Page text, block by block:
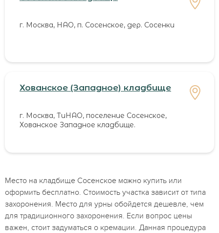
г. Москва, НАО, п. Сосенское, дер. Сосенки
Хованское (Западное) кладбище
г. Москва, ТиНАО, поселение Сосенское,
Хованское Западное кладбище.
Место на кладбище Сосенское можно купить или
оформить бесплатно. Стоимость участка зависит от типа
захоронения. Место для урны обойдется дешевле, чем
для традиционного захоронения. Если вопрос цены
важен, стоит задуматься о кремации. Данная процедура